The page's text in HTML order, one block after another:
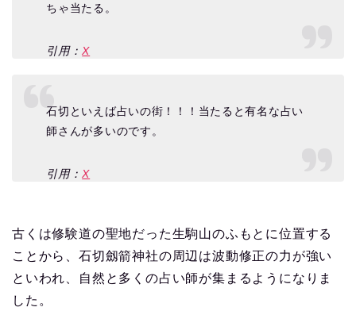
ちゃ当たる。
引用： X
石切といえば占いの街！！！当たると有名な占い
師さんが多いのです。
引用：X
古くは修験道の聖地だった生駒山のふもとに位置する
ことから、石切劔箭神社の周辺は波動修正の力が強い
といわれ、自然と多くの占い師が集まるようになりま
した。